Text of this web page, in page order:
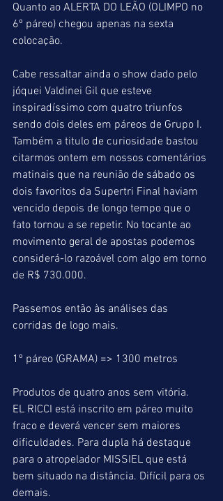
Quanto ao ALERTA DO LEÃO (OLIMPO no
6º páreo) chegou apenas na sexta
colocação.
Cabe ressaltar ainda o show dado pelo
jóquei Valdinei Gil que esteve
inspiradíssimo com quatro triunfos
sendo dois deles em páreos de Grupo I.
Também a titulo de curiosidade bastou
citarmos ontem em nossos comentários
matinais que na reunião de sábado os
dois favoritos da Supertri Final haviam
vencido depois de longo tempo que o
fato tornou a se repetir. No tocante ao
movimento geral de apostas podemos
considerá-lo razoável com algo em torno
de R$ 730.000.
Passemos então às análises das
corridas de logo mais.
1º páreo (GRAMA) => 1300 metros
Produtos de quatro anos sem vitória.
EL RICCI está inscrito em páreo muito
fraco e deverá vencer sem maiores
dificuldades. Para dupla há destaque
para o atropelador MISSIEL que está
bem situado na distância. Difícil para os
demais.